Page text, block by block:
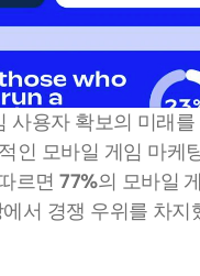
사용자 확보의 미래
인 모바일 게임 마케
르면 77%의 모바일
서 경쟁 우위를 차지